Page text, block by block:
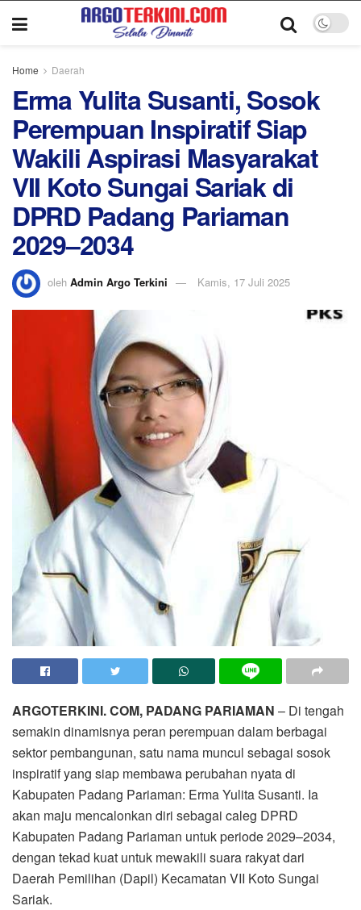
Home Daerah
Erma Yulita Susanti, Sosok
Perempuan Inspiratif Siap
Wakili Aspirasi Masyarakat
VII Koto Sungai Sariak di
DPRD Padang Pariaman
2029–2034
oleh Admin Argo Terkini Kamis, 17 Juli 2025
ARGOTERKINI. COM, PADANG PARIAMAN – Di tengah
semakin dinamisnya peran perempuan dalam berbagai
sektor pembangunan, satu nama muncul sebagai sosok
inspiratif yang siap membawa perubahan nyata di
Kabupaten Padang Pariaman: Erma Yulita Susanti. Ia
akan maju mencalonkan diri sebagai caleg DPRD
Kabupaten Padang Pariaman untuk periode 2029–2034,
dengan tekad kuat untuk mewakili suara rakyat dari
Daerah Pemilihan (Dapil) Kecamatan VII Koto Sungai
Sariak.